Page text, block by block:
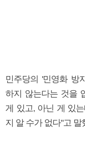
민주당의 '민영화 방
하지 않는다는 것을
게 있고, 아닌 게 있
지 알 수가 없다"고 말